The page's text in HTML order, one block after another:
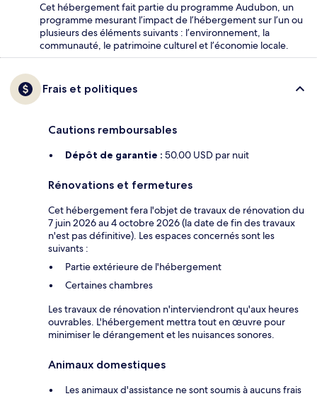
Cet hébergement fait partie du programme Audubon, un
programme mesurant l’impact de l’hébergement sur l’un ou
plusieurs des éléments suivants : l’environnement, la
communauté, le patrimoine culturel et l’économie locale.
Frais et politiques
Cautions remboursables
Dépôt de garantie : 50.00 USD par nuit
Rénovations et fermetures
Cet hébergement fera l'objet de travaux de rénovation du
7 juin 2026 au 4 octobre 2026 (la date de fin des travaux
n'est pas définitive). Les espaces concernés sont les
suivants :
Partie extérieure de l'hébergement
Certaines chambres
Les travaux de rénovation n'interviendront qu'aux heures
ouvrables. L'hébergement mettra tout en œuvre pour
minimiser le dérangement et les nuisances sonores.
Animaux domestiques
Les animaux d'assistance ne sont soumis à aucuns frais